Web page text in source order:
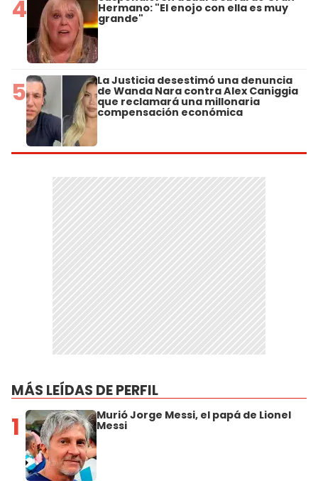
4 Hermano: "El enojo con ella es muy
grande"
5 La Justicia desestimó una denuncia
de Wanda Nara contra Alex Caniggia
que reclamará una millonaria
compensación económica
MÁS LEÍDAS DE PERFIL
1 Murió Jorge Messi, el papá de Lionel
Messi